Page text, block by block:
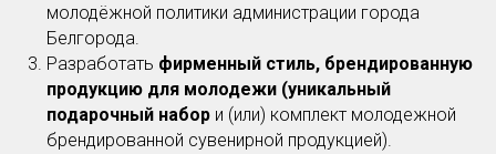
молодёжной политики администрации города
Белгорода.
Разработать фирменный стиль, брендированную
продукцию для молодежи (уникальный
подарочный набор и (или) комплект молодежной
брендированной сувенирной продукцией).